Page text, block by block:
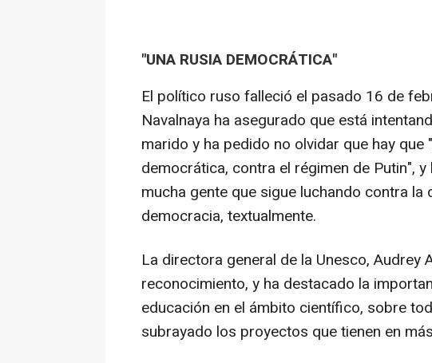
"UNA RUSIA DEMOCRÁTICA"
El político ruso falleció el pasado 16 de
Navalnaya ha asegurado que está
marido y ha pedido no olvidar que hay que
democrática, contra el régimen de Putin",
mucha gente que sigue luchando contra la
democracia, textualmente.
La directora general de la Unesco, Audrey
reconocimiento, y ha destacado la
educación en el ámbito científico, sobre
subrayado los proyectos que tienen en